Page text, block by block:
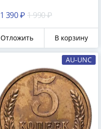
1 390 ₽ 1 990 ₽
Отложить В корзину
AU-UNC